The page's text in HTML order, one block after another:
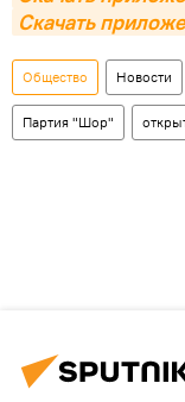
Скачать
Общество Новости
Партия "Шор"